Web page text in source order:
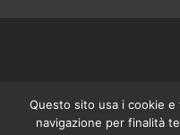
f
Homepage Privacy Sito
Questo sito usa i cookie
navigazione per finalità